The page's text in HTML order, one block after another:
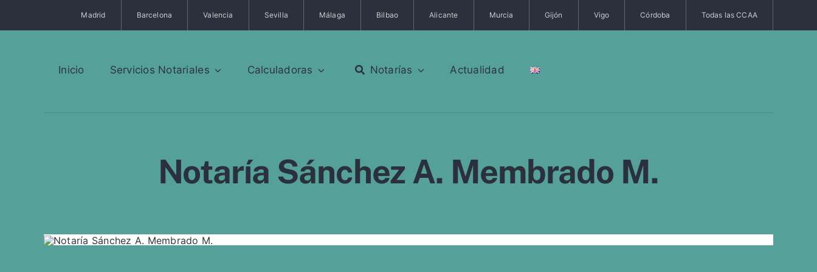
Madrid Barcelona Valencia Sevilla Málaga Bilbao Alicante Murcia Gijón Vigo Córdoba Todas las CCAA
Inicio Servicios Notariales Calculadoras Notarías Actualidad
Notaría Sánchez A. Membrado M.